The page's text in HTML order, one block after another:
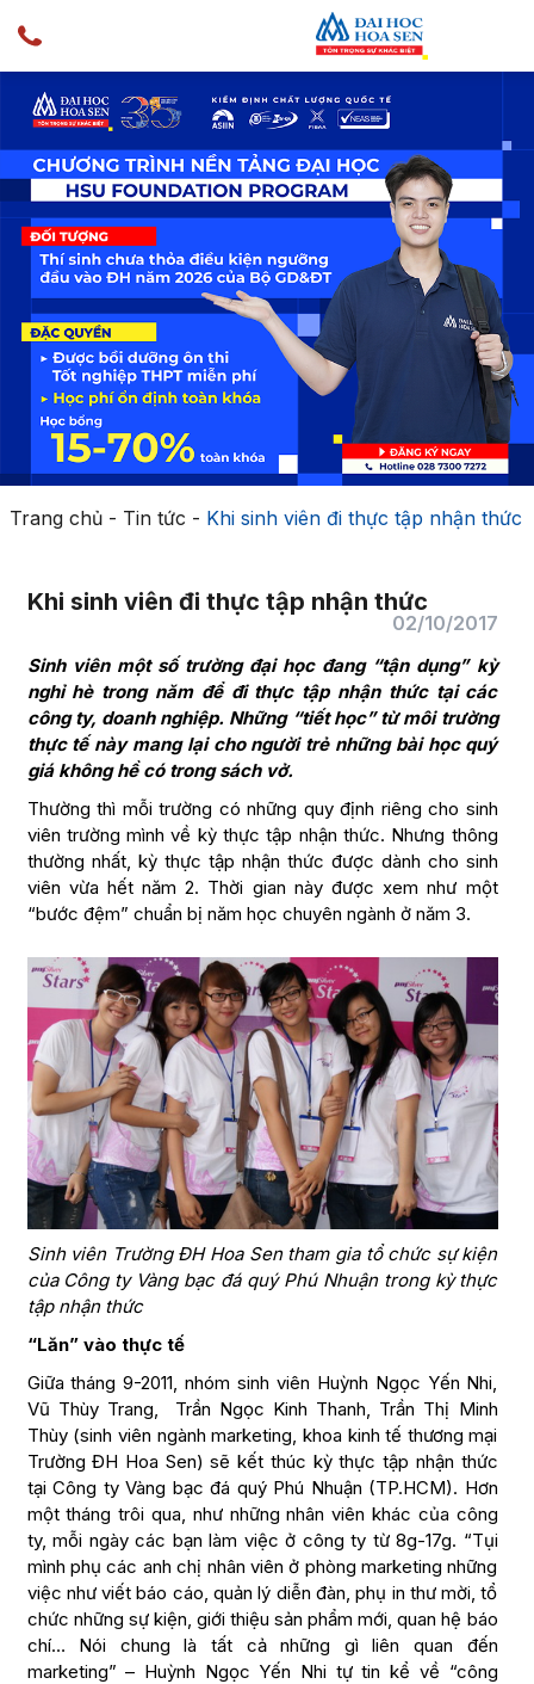
Trang chủ- Tin tức - Khi sinh viên đi thực tập nhận thức
Khi sinh viên đi thực tập nhận thức
02/10/2017
Sinh viên một số trường đại học đang “tận dụng” kỳ
nghỉ hè trong năm để đi thực tập nhận thức tại các
công ty, doanh nghiệp. Những “tiết học” từ môi trường
thực tế này mang lại cho người trẻ những bài học quý
giá không hề có trong sách vở.
Thường thì mỗi trường có những quy định riêng cho sinh
viên trường mình về kỳ thực tập nhận thức. Nhưng thông
thường nhất, kỳ thực tập nhận thức được dành cho sinh
viên vừa hết năm 2. Thời gian này được xem như một
“bước đệm” chuẩn bị năm học chuyên ngành ở năm 3.
Sinh viên Trường ĐH Hoa Sen tham gia tổ chức sự kiện
của Công ty Vàng bạc đá quý Phú Nhuận trong kỳ thực
tập nhận thức
“Lăn” vào thực tế
Giữa tháng 9-2011, nhóm sinh viên Huỳnh Ngọc Yến Nhi,
Vũ Thùy Trang, Trần Ngọc Kinh Thanh, Trần Thị Minh
Thùy (sinh viên ngành marketing, khoa kinh tế thương mại
Trường ĐH Hoa Sen) sẽ kết thúc kỳ thực tập nhận thức
tại Công ty Vàng bạc đá quý Phú Nhuận (TP.HCM). Hơn
một tháng trôi qua, như những nhân viên khác của công
ty, mỗi ngày các bạn làm việc ở công ty từ 8g-17g. “Tụi
mình phụ các anh chị nhân viên ở phòng marketing những
việc như viết báo cáo, quản lý diễn đàn, phụ in thư mời, tổ
chức những sự kiện, giới thiệu sản phẩm mới, quan hệ báo
chí… Nói chung là tất cả những gì liên quan đến
marketing” – Huỳnh Ngọc Yến Nhi tự tin kể về “công